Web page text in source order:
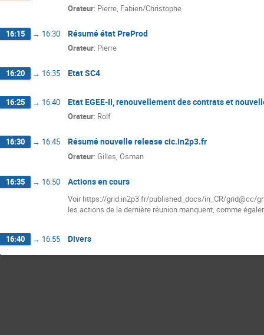
Orateur: Pierre, Fabien/Christophe
16:15 → 16:30 Résumé état PreProd
Orateur: Pierre
16:20 → 16:35 Etat SC4
16:25 → 16:40 Etat EGEE-II, renouvellement des contrats et
Orateur: Rolf
16:30 → 16:45 Résumé nouvelle release cic.in2p3.fr
Orateur: Gilles, Osman
16:35 → 16:50 Actions en cours
Voir https://grid.in2p3.fr/published_docs/in_CR/grid@cc/
les actions de la dernière réunion manquent, comme
16:40 → 16:55 Divers